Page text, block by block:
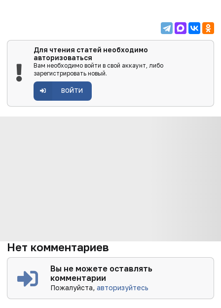
Для чтения статей необходимо
авторизоваться
Вам необходимо войти в свой аккаунт, либо
зарегистрировать новый.
ВОЙТИ
Нет комментариев
Вы не можете оставлять
комментарии
Пожалуйста,авторизуйтесь